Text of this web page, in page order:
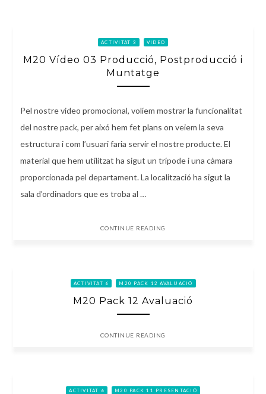
ACTIVITAT 3 VIDEO
M20 Vídeo 03 Producció, Postproducció i
Muntatge
Pel nostre video promocional, volíem mostrar la funcionalitat
del nostre pack, per aixó hem fet plans on veiem la seva
estructura i com l’usuari faria servir el nostre producte. El
material que hem utilitzat ha sigut un trípode i una càmara
proporcionada pel departament. La localització ha sigut la
sala d’ordinadors que es troba al …
CONTINUE READING
ACTIVITAT 6 M20 PACK 12 AVALUACIÓ
M20 Pack 12 Avaluació
CONTINUE READING
ACTIVITAT 6 M20 PACK 11 PRESENTACIÓ